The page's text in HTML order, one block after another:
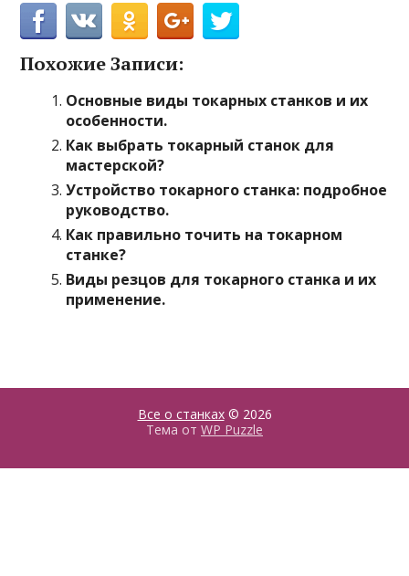
Похожие Записи:
Основные виды токарных станков и их
особенности.
Как выбрать токарный станок для
мастерской?
Устройство токарного станка: подробное
руководство.
Как правильно точить на токарном
станке?
Виды резцов для токарного станка и их
применение.
Все о станках© 2026
Тема от WP Puzzle